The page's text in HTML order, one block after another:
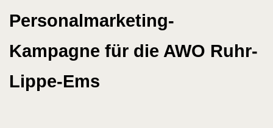
Personal­marketing-
Kampagne für die AWO Ruhr-
Lippe-Ems